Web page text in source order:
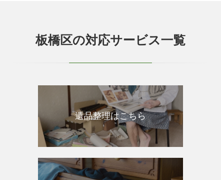
板橋区の対応サービス一覧
遺品整理はこちら